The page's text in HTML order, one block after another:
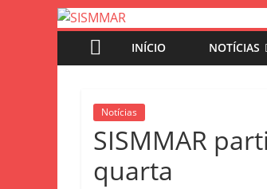
INÍCIO NOTÍCIAS
Notícias
SISMMAR
quarta